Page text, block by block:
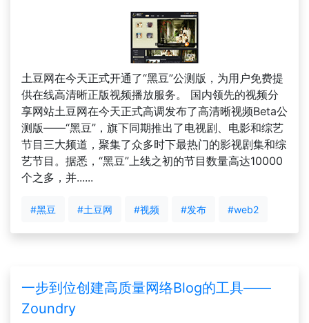
土豆网在今天正式开通了“黑豆”公测版，为用户免费提
供在线高清晰正版视频播放服务。 国内领先的视频分
享网站土豆网在今天正式高调发布了高清晰视频Beta公
测版——“黑豆”，旗下同期推出了电视剧、电影和综艺
节目三大频道，聚集了众多时下最热门的影视剧集和综
艺节目。据悉，“黑豆”上线之初的节目数量高达10000
个之多，并......
#黑豆 #土豆网 #视频 #发布 #web2
一步到位创建高质量网络Blog的工具——
Zoundry